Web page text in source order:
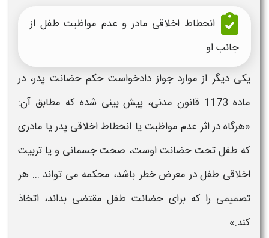
انحطاط اخلاقی مادر و عدم مواظبت طفل از
جانب او
یکی دیگر از موارد جوازدادخواست حکم حضانت پدر، در
ماده 1173 قانون مدنی، پیش بینی شده که مطابق آن:
«هرگاه در اثر عدم مواظبت یا انحطاط اخلاقی پدر یا مادری
که طفل تحتحضانتاوست، صحت جسمانی و یا تربیت
اخلاقی طفل در معرض خطر باشد، محکمه می ‌تواند ... هر
تصمیمی را که برای حضانت طفل مقتضی بداند، اتخاذ
کند.»